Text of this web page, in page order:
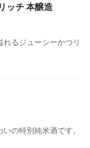
ッチ 本醸造
るジューシーかつリ
の特別純米酒です。